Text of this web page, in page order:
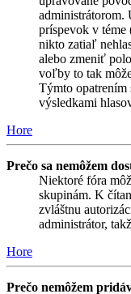
príspevok v téme
nikto zatiaľ
alebo zmeniť
voľby to tak
Týmto opatrením
výsledkami
Hore
Prečo sa nemôžem
Niektoré fóra
skupinám. K
zvláštnu
administrátor,
Hore
Prečo nemôžem